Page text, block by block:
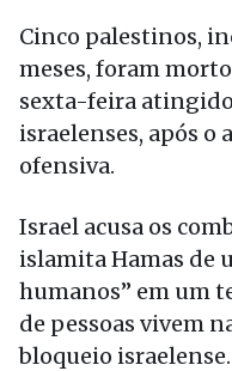
Cinco palestinos,
meses, foram
sexta-feira
israelenses, após
ofensiva.
Israel acusa os
islamita Hamas de
humanos” em um
de pessoas vivem
bloqueio israelense.